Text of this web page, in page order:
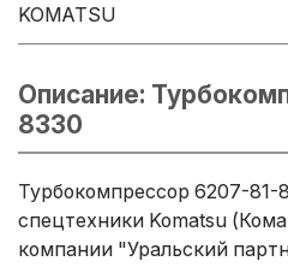
KOMATSU
Описание:
8330
Турбокомпрессор 6207-81-
спецтехники Komatsu
компании "Уральский